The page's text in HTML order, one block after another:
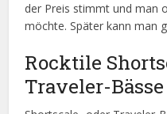
der Preis stimmt und man
möchte. Später kann man
Rocktile
Traveler-Bässe